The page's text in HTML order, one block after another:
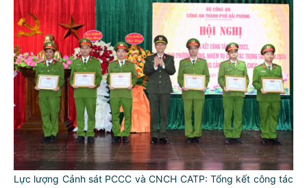
Lực lượng Cảnh sát PCCC và CNCH CATP: Tổng kết công tác